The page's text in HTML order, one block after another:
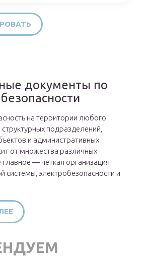
документы по
на территории любого
подразделений,
и административных
от множества различных
— четкая организация
системы, электробезопасности и